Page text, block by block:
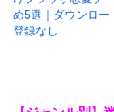
め5選｜ダウンロー
登録なし